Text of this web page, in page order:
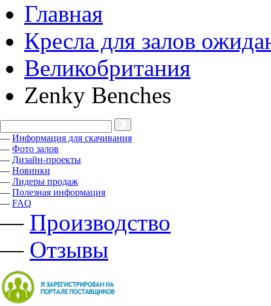
Главная
Кресла для залов
Великобритания
Zenky Benches
— Информация для скачивания
— Фото залов
— Дизайн-проекты
— Новинки
— Лидеры продаж
— Полезная информация
— FAQ
— Производство
— Отзывы